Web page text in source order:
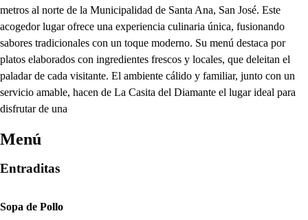
metros al norte de la Municipalidad de Santa Ana, San José. Este
acogedor lugar ofrece una experiencia culinaria única, fusionando
sabores tradicionales con un toque moderno. Su menú destaca por
platos elaborados con ingredientes frescos y locales, que deleitan el
paladar de cada visitante. El ambiente cálido y familiar, junto con un
servicio amable, hacen de La Casita del Diamante el lugar ideal para
disfrutar de una
Menú
Entraditas
Sopa de Pollo